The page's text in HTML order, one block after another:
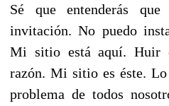
Sé que entenderás
invitación. No puedo
Mi sitio está aquí. Huir
razón. Mi sitio es éste. Lo
problema de todos